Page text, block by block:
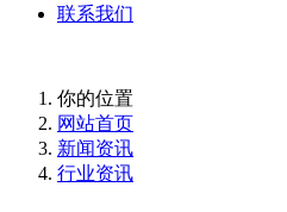
联系我们
你的位置
网站首页
新闻资讯
行业资讯